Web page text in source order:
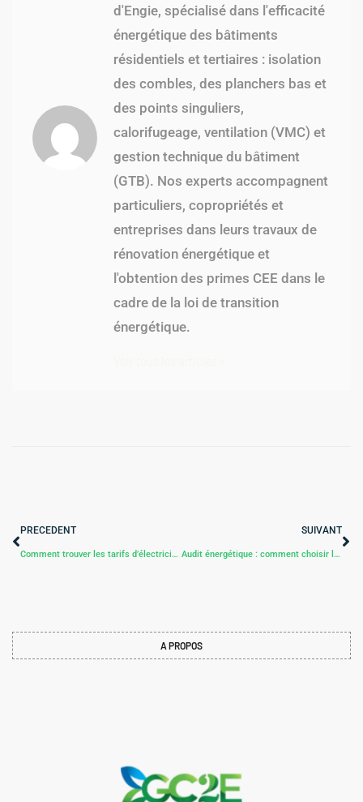
d'Engie, spécialisé dans l'efficacité
énergétique des bâtiments
résidentiels et tertiaires : isolation
des combles, des planchers bas et
des points singuliers,
calorifugeage, ventilation (VMC) et
gestion technique du bâtiment
(GTB). Nos experts accompagnent
particuliers, copropriétés et
entreprises dans leurs travaux de
rénovation énergétique et
l'obtention des primes CEE dans le
cadre de la loi de transition
énergétique.
PRECEDENT
Comment trouver les tarifs d’électricité les plus avantageux en 2026 ?
SUIVANT
Audit énergétique : comment choisir le bon auditeur pour votre projet ?
A PROPOS